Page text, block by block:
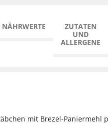
NÄHRWERTE
ZUTATEN
UND
ALLERGENE
mit Brezel-Paniermehl